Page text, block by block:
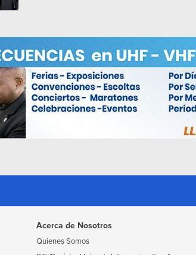
Acerca de Nosotros
Quienes Somos